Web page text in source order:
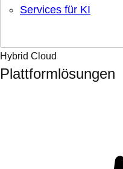
Services für KI
Hybrid Cloud
Plattformlösungen